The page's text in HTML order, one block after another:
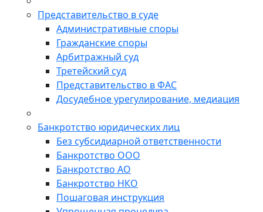
Представительство в суде
Административные споры
Гражданские споры
Арбитражный суд
Третейский суд
Представительство в ФАС
Досудебное урегулирование, медиация
Банкротство юридических лиц
Без субсидиарной ответственности
Банкротство ООО
Банкротство АО
Банкротство НКО
Пошаговая инструкция